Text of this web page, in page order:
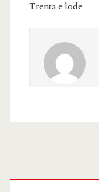
Trenta e lode
Primary